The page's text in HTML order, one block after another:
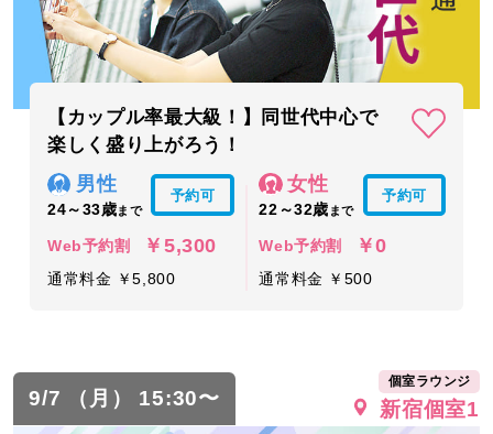
【カップル率最大級！】同世代中心で
楽しく盛り上がろう！
男性
24～33歳まで
予約可
Web予約割 ￥5,300
通常料金 ￥5,800
女性
22～32歳 まで
予約可
Web予約割 ￥0
通常料金 ￥500
9/7 （月） 15:30〜
個室ラウンジ
新宿個室1